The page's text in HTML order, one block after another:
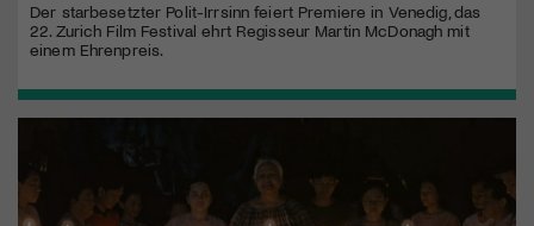
Der starbesetzter Polit-Irrsinn feiert Premiere in Venedig, das
22. Zurich Film Festival ehrt Regisseur Martin McDonagh mit
einem Ehrenpreis.